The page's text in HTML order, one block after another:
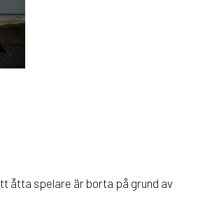
åtta spelare är borta på grund av